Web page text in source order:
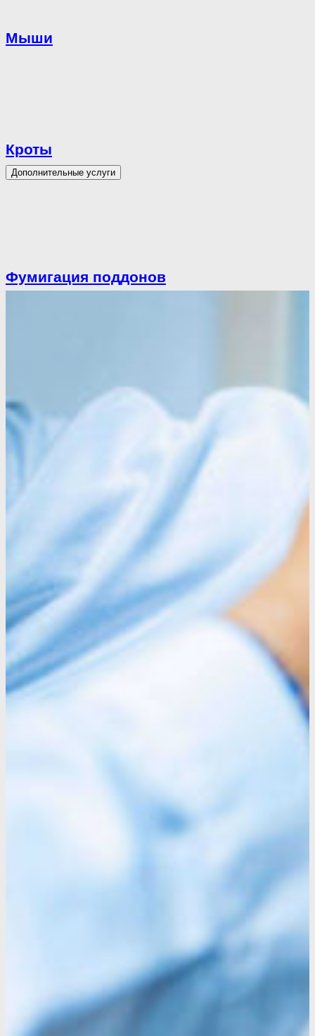
Мыши
Кроты
Дополнительные услуги
Фумигация поддонов